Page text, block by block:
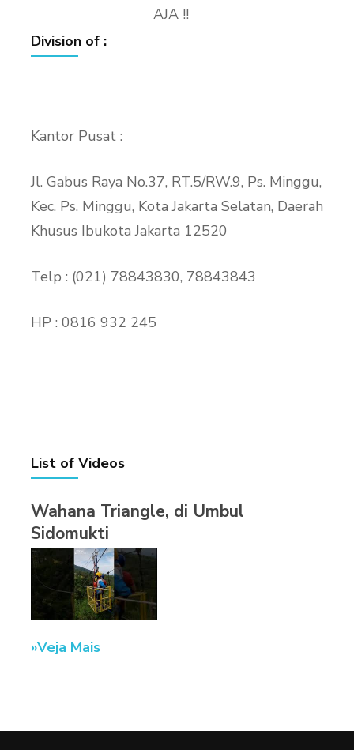
Division of :
Kantor Pusat :
Jl. Gabus Raya No.37, RT.5/RW.9, Ps. Minggu,
Kec. Ps. Minggu, Kota Jakarta Selatan, Daerah
Khusus Ibukota Jakarta 12520
Telp : (021) 78843830, 78843843
HP : 0816 932 245
List of Videos
Wahana Triangle, di Umbul
Sidomukti
Veja Mais